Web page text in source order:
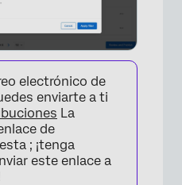
electrónico de
enviarte a ti
La
de
; ¡tenga
este enlace a